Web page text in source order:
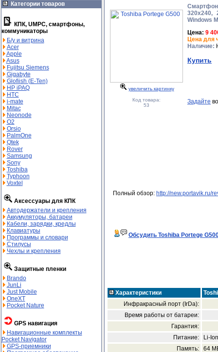
Категории товаров
КПК, UMPC, смартфоны,
коммуникаторы
Б/у и витрина
Acer
Apple
Asus
Fujitsu Siemens
Gigabyte
Glofiish (E-Ten)
HP iPAQ
HTC
i-mate
Mitac
Neonode
O2
Orsio
PalmOne
Qtek
Rover
Samsung
Sony
Toshiba
Typhoon
Voxtel
Аксессуары для КПК
Автодержатели и крепления
Аккумуляторы, батареи
Кабели, зарядки, кредлы
Клавиатуры
Программы и словари
Стилусы
Чехлы и крепления
Защитные пленки
Brando
JunLi
Just Mobile
OneXT
Pocket Nature
GPS навигация
Навигационные комплекты
Pocket Navigator
GPS-приемники
увеличить картинку
Код товара:
53
320х240,
Windows
Цена: 9
Цена для
Наличие:
Купить
Задайте
Полный обзор: http://new.portavik.ru/
Обсудить Toshiba Portege
Характеристики
Инфракрасный порт (IrDa):
Время работы от батареи:
Гарантия:
Питание:
Li-
Память:
64